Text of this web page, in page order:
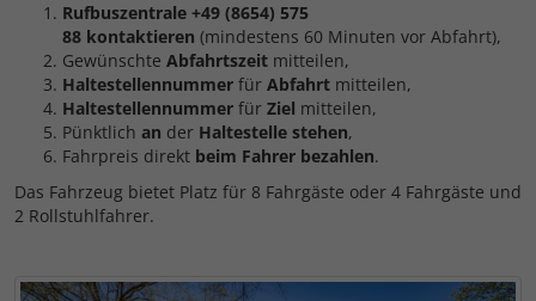
Rufbuszentrale +49 (8654) 575
88 kontaktieren (mindestens 60 Minuten vor Abfahrt),
Gewünschte Abfahrtszeit mitteilen,
Haltestellennummer für Abfahrt mitteilen,
Haltestellennummer für Ziel mitteilen,
Pünktlich an der Haltestelle stehen,
Fahrpreis direkt beim Fahrer bezahlen.
Das Fahrzeug bietet Platz für 8 Fahrgäste oder 4 Fahrgäste und
2 Rollstuhlfahrer.